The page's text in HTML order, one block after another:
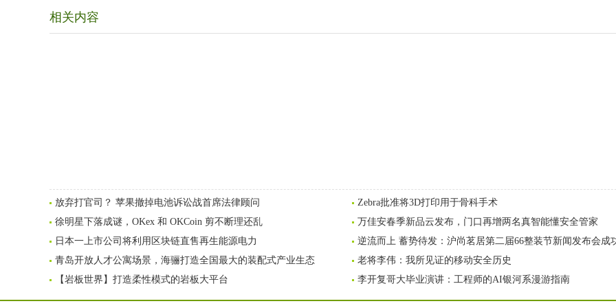
相关内容
放弃打官司？ 苹果撤掉电池诉讼战首席法律顾问
Zebra批准将3D打印用于骨科手术
徐明星下落成谜，OKex 和 OKCoin 剪不断理还乱
万佳安春季新品云发布，门口再增两名真智能懂安全管家
日本一上市公司将利用区块链直售再生能源电力
逆流而上 蓄势待发：沪尚茗居第二届66整装节新闻发布会成
青岛开放人才公寓场景，海骊打造全国最大的装配式产业生态
老将李伟：我所见证的移动安全历史
【岩板世界】打造柔性模式的岩板大平台
李开复哥大毕业演讲：工程师的AI银河系漫游指南